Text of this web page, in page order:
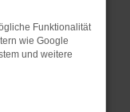
deine
Funktionalität
wie Google
und weitere